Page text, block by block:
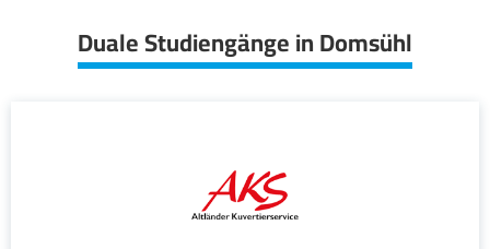
Duale Studiengänge in Domsühl